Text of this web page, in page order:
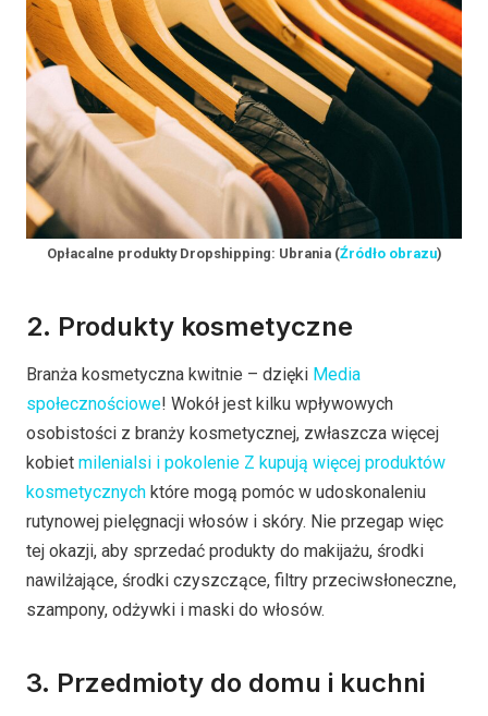
Opłacalne produkty Dropshipping: Ubrania (Źródło obrazu)
2. Produkty kosmetyczne
Branża kosmetyczna kwitnie – dzięki Media
społecznościowe! Wokół jest kilku wpływowych
osobistości z branży kosmetycznej, zwłaszcza więcej
kobiet milenialsi i pokolenie Z kupują więcej produktów
kosmetycznych które mogą pomóc w udoskonaleniu
rutynowej pielęgnacji włosów i skóry. Nie przegap więc
tej okazji, aby sprzedać produkty do makijażu, środki
nawilżające, środki czyszczące, filtry przeciwsłoneczne,
szampony, odżywki i maski do włosów.
3. Przedmioty do domu i kuchni